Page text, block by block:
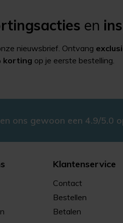
en
nieuwsbrief. Ontvang
korting op je eerste bestelling.
ons gewoon een 4.9/5.0
Klantenservice
Contact
Bestellen
Betalen